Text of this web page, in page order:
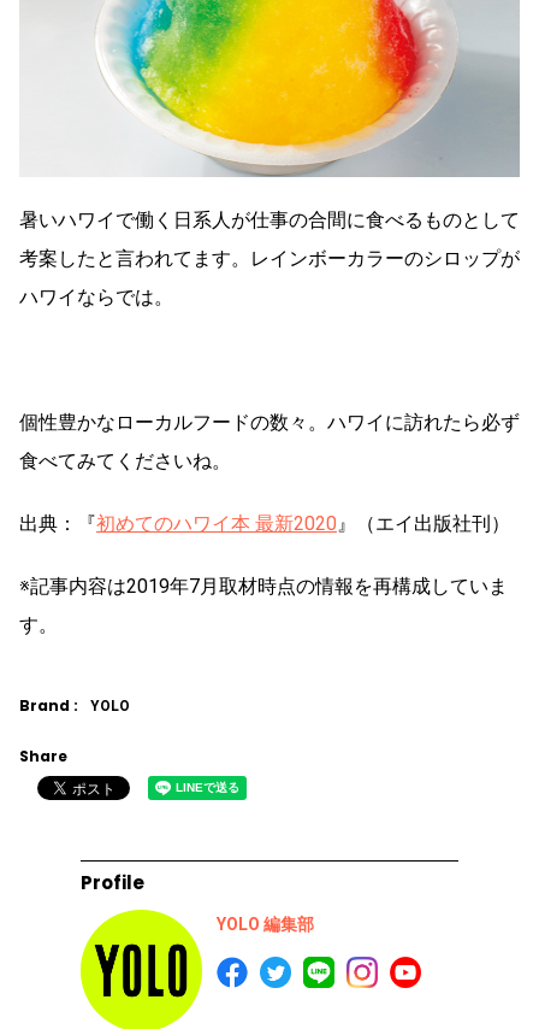
暑いハワイで働く日系人が仕事の合間に食べるものとして
考案したと言われてます。レインボーカラーのシロップが
ハワイならでは。
個性豊かなローカルフードの数々。ハワイに訪れたら必ず
食べてみてくださいね。
出典：『初めてのハワイ本 最新2020』（エイ出版社刊）
※記事内容は2019年7月取材時点の情報を再構成していま
す。
Brand : YOLO
Share
Profile
YOLO 編集部